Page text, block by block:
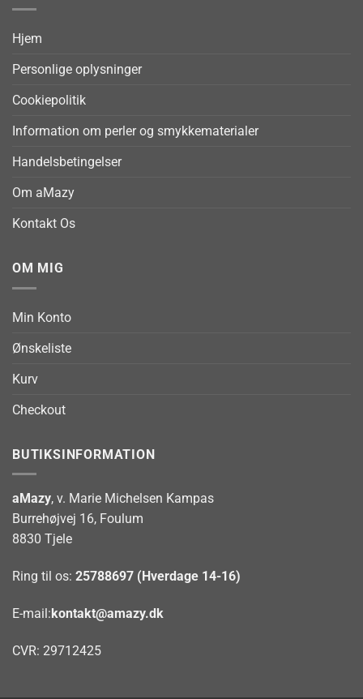
Hjem
Personlige oplysninger
Cookiepolitik
Information om perler og smykkematerialer
Handelsbetingelser
Om aMazy
Kontakt Os
OM MIG
Min Konto
Ønskeliste
Kurv
Checkout
BUTIKSINFORMATION
aMazy, v. Marie Michelsen Kampas
Burrehøjvej 16, Foulum
8830 Tjele
Ring til os: 25788697 (Hverdage 14-16)
E-mail:kontakt@amazy.dk
CVR: 29712425